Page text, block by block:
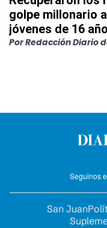
golpe millonario
jóvenes de 16
PorRedacción Diario
Seguinos
San Juan